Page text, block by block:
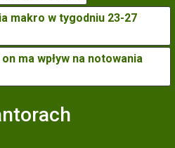
makro w tygodniu 23-27
ma wpływ na notowania